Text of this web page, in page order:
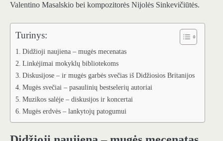
Valentino Masalskio bei kompozitorės Nijolės Sinkevičiūtės.
Turinys:
Didžioji naujiena – mugės mecenatas
Linkėjimai mokyklų bibliotekoms
Diskusijose – ir mugės garbės svečias iš Didžiosios Britanijos
Mugės svečiai – pasaulinių bestselerių autoriai
Muzikos salėje – diskusijos ir koncertai
Mugės erdvės – lankytojų patogumui